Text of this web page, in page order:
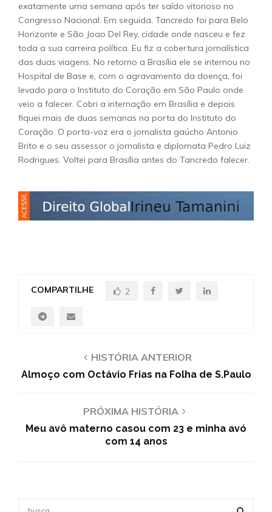
exatamente uma semana após ter saído vitorioso no
Congresso Nacional. Em seguida, Tancredo foi para Belo
Horizonte e São Joao Del Rey, cidade onde nasceu e fez
toda a sua carreira política. Eu fiz a cobertura jornalística
das duas viagens. No retorno a Brasília ele se internou no
Hospital de Base e, com o agravamento da doença, foi
levado para o Instituto do Coração em São Paulo onde
veio a falecer. Cobri a internação em Brasília e depois
fiquei mais de duas semanas na porta do Instituto do
Coração. O porta-voz era o jornalista gaúcho Antonio
Brito e o seu assessor o jornalista e diplomata Pedro Luiz
Rodrigues. Voltei para Brasília antes do Tancredo falecer.
COMPARTILHE 2
HISTÓRIA ANTERIOR
Almoço com Octávio Frias na Folha de S.Paulo
PRÓXIMA HISTÓRIA
Meu avô materno casou com 23 e minha avó
com 14 anos